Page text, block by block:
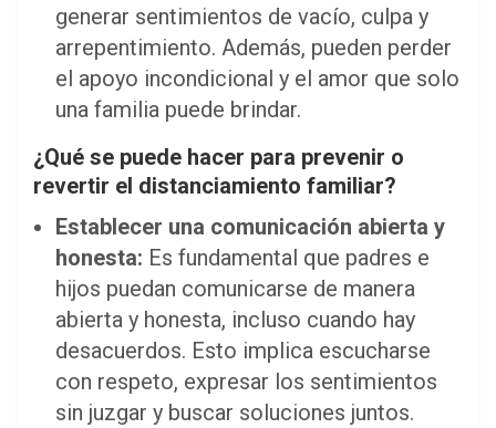
generar sentimientos de vacío, culpa y
arrepentimiento. Además, pueden perder
el apoyo incondicional y el amor que solo
una familia puede brindar.
¿Qué se puede hacer para prevenir o
revertir el distanciamiento familiar?
Establecer una comunicación abierta y
honesta: Es fundamental que padres e
hijos puedan comunicarse de manera
abierta y honesta, incluso cuando hay
desacuerdos. Esto implica escucharse
con respeto, expresar los sentimientos
sin juzgar y buscar soluciones juntos.